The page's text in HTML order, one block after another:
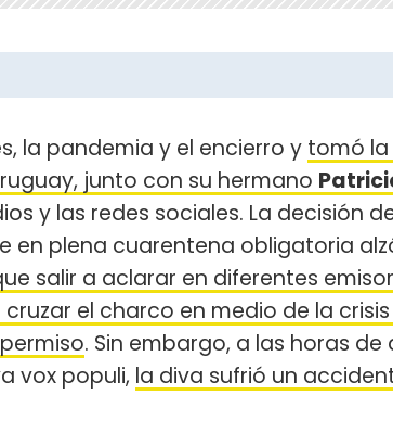
la pandemia y el encierro y tomó la
junto con su hermano
y las redes sociales. La decisión
en plena cuarentena obligatoria
salir a aclarar en diferentes
el charco en medio de la
. Sin embargo, a las horas de
vox populi, la diva sufrió un